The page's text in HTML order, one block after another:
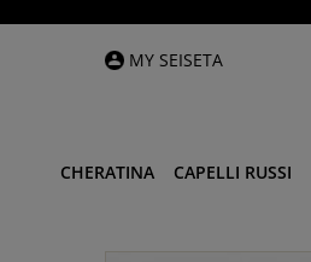
MY SEISETA
CHERATINA CAPELLI RUSSI